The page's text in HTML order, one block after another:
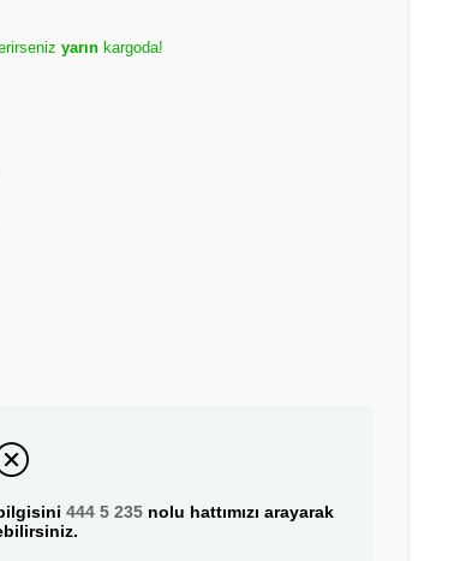
yarın kargoda!
444 5 235nolu hattımızı arayarak